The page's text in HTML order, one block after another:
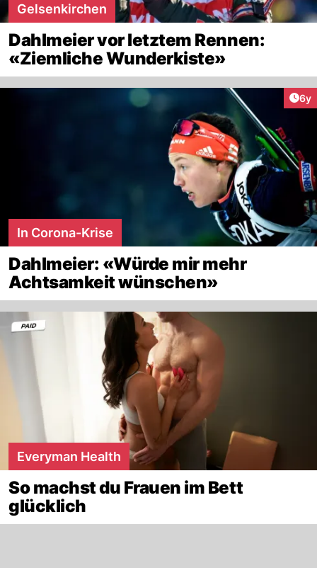
Gelsenkirchen
Dahlmeier vor letztem Rennen:
«Ziemliche Wunderkiste»
6y
In Corona-Krise
Dahlmeier: «Würde mir mehr
Achtsamkeit wünschen»
Everyman Health
So machst du Frauen im Bett
glücklich